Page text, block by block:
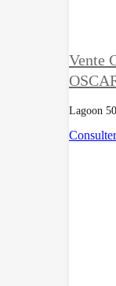
Vente
Lagoon
Consulter